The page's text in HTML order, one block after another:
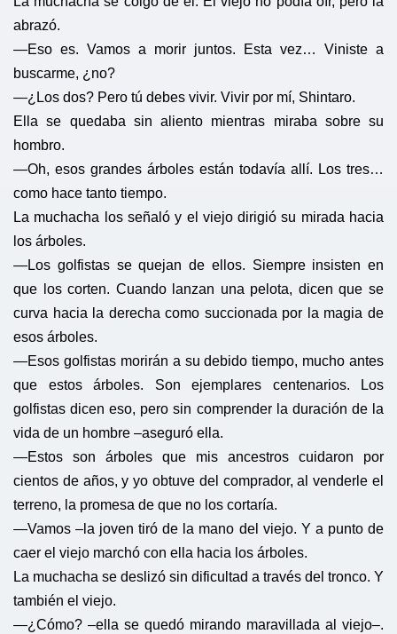
abrazó.
—Eso es. Vamos a morir juntos. Esta vez… Viniste a
buscarme, ¿no?
—¿Los dos? Pero tú debes vivir. Vivir por mí, Shintaro.
Ella se quedaba sin aliento mientras miraba sobre su
hombro.
—Oh, esos grandes árboles están todavía allí. Los tres…
como hace tanto tiempo.
La muchacha los señaló y el viejo dirigió su mirada hacia
los árboles.
—Los golfistas se quejan de ellos. Siempre insisten en
que los corten. Cuando lanzan una pelota, dicen que se
curva hacia la derecha como succionada por la magia de
esos árboles.
—Esos golfistas morirán a su debido tiempo, mucho antes
que estos árboles. Son ejemplares centenarios. Los
golfistas dicen eso, pero sin comprender la duración de la
vida de un hombre –aseguró ella.
—Estos son árboles que mis ancestros cuidaron por
cientos de años, y yo obtuve del comprador, al venderle el
terreno, la promesa de que no los cortaría.
—Vamos –la joven tiró de la mano del viejo. Y a punto de
caer el viejo marchó con ella hacia los árboles.
La muchacha se deslizó sin dificultad a través del tronco. Y
también el viejo.
—¿Cómo? –ella se quedó mirando maravillada al viejo–.